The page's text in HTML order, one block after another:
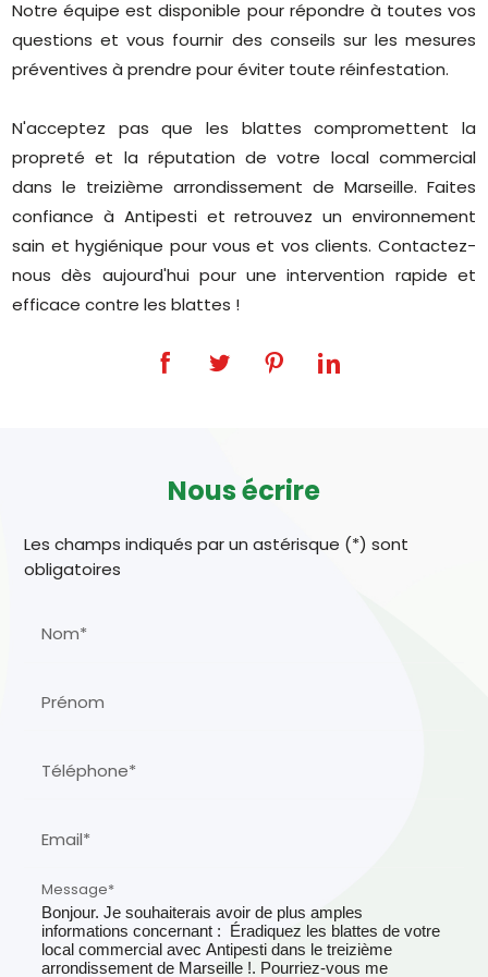
Notre équipe est disponible pour répondre à toutes vos
questions et vous fournir des conseils sur les mesures
préventives à prendre pour éviter toute réinfestation.
N'acceptez pas que les blattes compromettent la
propreté et la réputation de votre local commercial
dans le treizième arrondissement de Marseille. Faites
confiance à Antipesti et retrouvez un environnement
sain et hygiénique pour vous et vos clients. Contactez-
nous dès aujourd'hui pour une intervention rapide et
efficace contre les blattes !
Nous écrire
Les champs indiqués par un astérisque (*) sont
obligatoires
Nom*
Prénom
Téléphone*
Email*
Message*